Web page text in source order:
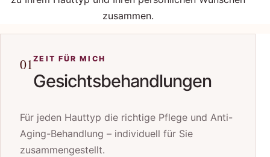
zusammen.
01ZEIT FÜR MICH
Gesichtsbehandlungen
Für jeden Hauttyp die richtige Pflege und Anti-
Aging-Behandlung – individuell für Sie
zusammengestellt.